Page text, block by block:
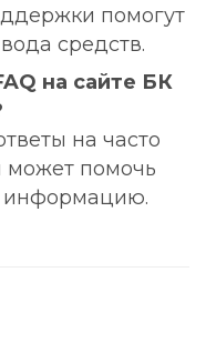
помогут
средств.
на сайте БК
на часто
может помочь
информацию.